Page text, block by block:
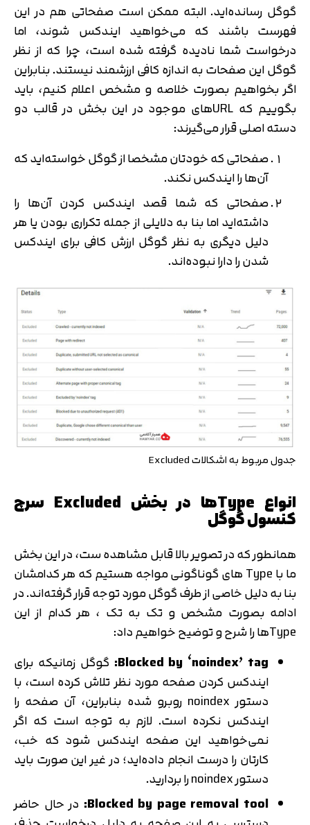
گوگل رسانده‌اید. البته ممکن است صفحاتی هم در این
فهرست باشند که می‌خواهید ایندکس شوند، اما
درخواست شما نادیده گرفته شده است، چرا که از نظر
گوگل این صفحات به اندازه کافی ارزشمند نیستند. بنابراین
اگر بخواهیم بصورت خلاصه و مشخص اعلام کنیم، باید
بگوییم که URLهای موجود در این بخش در قالب دو
دسته اصلی قرار می‌گیرند:
صفحاتی که خودتان مشخصا از گوگل خواسته‌اید که
آن‌ها را ایندکس نکند.
صفحاتی که شما قصد ایندکس کردن آن‌ها را
داشته‌اید اما بنا به دلایلی از جمله تکراری بودن یا هر
دلیل دیگری به نظر گوگل ارزش کافی برای ایندکس
شدن را دارا نبوده‌اند.
جدول مربوط به اشکالات Excluded
انواع Typeها در بخش Excluded سرچ
کنسول گوگل
همانطور که در تصویر بالا قابل مشاهده ست، در این بخش
ما با Type های گوناگونی مواجه هستیم که هر کدامشان
بنا به دلیل خاصی از طرف گوگل مورد توجه قرار گرفته‌اند. در
ادامه بصورت مشخص و تک به تک ، هر کدام از این
Typeها را شرح و توضیح خواهیم داد:
Blocked by ‘noindex’ tag: گوگل زمانیکه برای
ایندکس کردن صفحه مورد نظر تلاش کرده است، با
دستور noindex روبرو شده بنابراین، آن صفحه را
ایندکس نکرده است. لازم به توجه است که اگر
نمی‌خواهید این صفحه ایندکس شود که خب،
کارتان را درست انجام داده‌اید؛ در غیر این صورت باید
دستور noindex را بردارید.
Blocked by page removal tool: در حال حاضر